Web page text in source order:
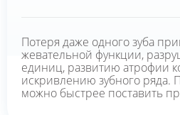
Потеря даже одного зуба
жевательной функции,
единиц, развитию атрофии
искривлению зубного ряда.
можно быстрее поставить